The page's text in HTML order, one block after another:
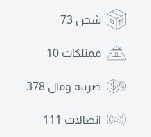
شحن 73
ممتلكات 10
ضريبة ومال 378
اتصالات 111